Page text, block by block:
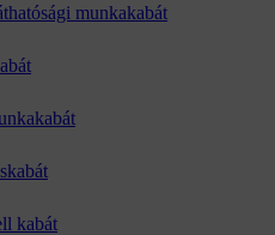
munkakabát
kabát